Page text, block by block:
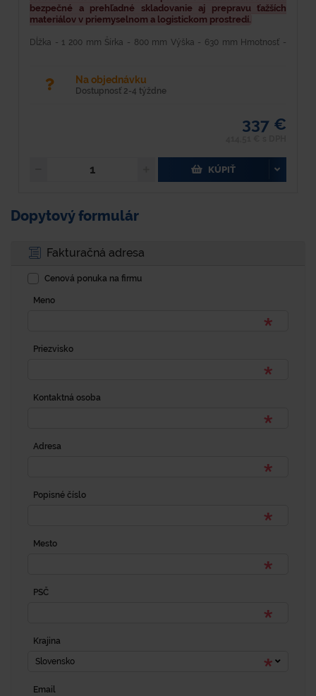
bezpečné a prehľadné skladovanie aj prepravu ťažších
materiálov v priemyselnom a logistickom prostredí.
Dĺžka - 1 200 mm Šírka - 800 mm Výška - 630 mm Hmotnosť -
Na objednávku
Dostupnosť 2-4 týždne
337 €
KÚPIŤ
Dopytový formulár
Fakturačná adresa
Cenová ponuka na firmu
Meno
Priezvisko
Kontaktná osoba
Adresa
Popisné číslo
Mesto
PSČ
Krajina
Slovensko
Email